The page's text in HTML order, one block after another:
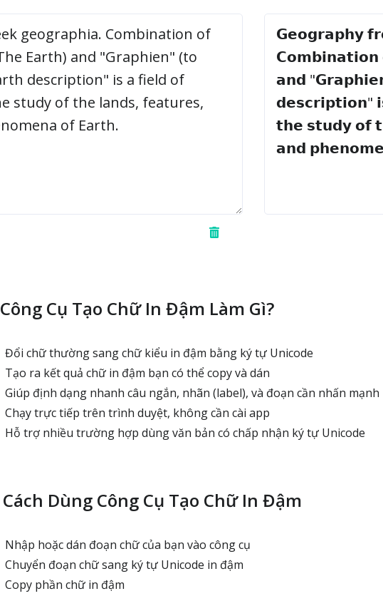
Công Cụ Tạo Chữ In Đậm Làm Gì?
Đổi chữ thường sang chữ kiểu in đậm bằng ký tự Unicode
Tạo ra kết quả chữ in đậm bạn có thể copy và dán
Giúp định dạng nhanh câu ngắn, nhãn (label), và đoạn cần nhấn mạnh
Chạy trực tiếp trên trình duyệt, không cần cài app
Hỗ trợ nhiều trường hợp dùng văn bản có chấp nhận ký tự Unicode
Cách Dùng Công Cụ Tạo Chữ In Đậm
Nhập hoặc dán đoạn chữ của bạn vào công cụ
Chuyển đoạn chữ sang ký tự Unicode in đậm
Copy phần chữ in đậm